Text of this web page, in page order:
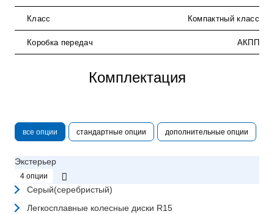
Класс Компактный класс
Коробка передач АКПП
Комплектация
все опции стандартные опции дополнительные опции
Экстерьер
4 опции
Серый(серебристый)
Легкосплавные колесные диски R15